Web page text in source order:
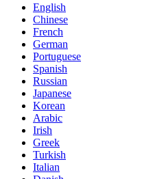
English
Chinese
French
German
Portuguese
Spanish
Russian
Japanese
Korean
Arabic
Irish
Greek
Turkish
Italian